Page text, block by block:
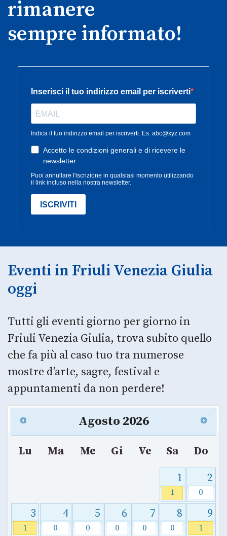
rimanere
sempre informato!
Eventi in Friuli Venezia Giulia
oggi
Tutti gli eventi giorno per giorno in
Friuli Venezia Giulia, trova subito quello
che fa più al caso tuo tra numerose
mostre d’arte, sagre, festival e
appuntamenti da non perdere!
Agosto 2026
Lu Ma Me Gi Ve Sa
Do
1
1
2
0
3
1
4
0
5
0
6
0
7
0
8
0
9
1